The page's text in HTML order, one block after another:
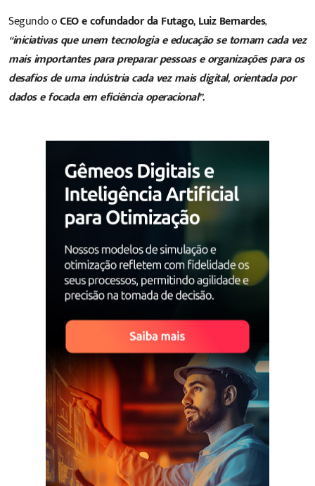
Segundo oCEO e cofundador da Futago, Luiz Bernardes,
“iniciativas que unem tecnologia e educação se tornam cada vez
mais importantes para preparar pessoas e organizações para os
desafios de uma indústria cada vez mais digital, orientada por
dados e focada em eficiência operacional”.